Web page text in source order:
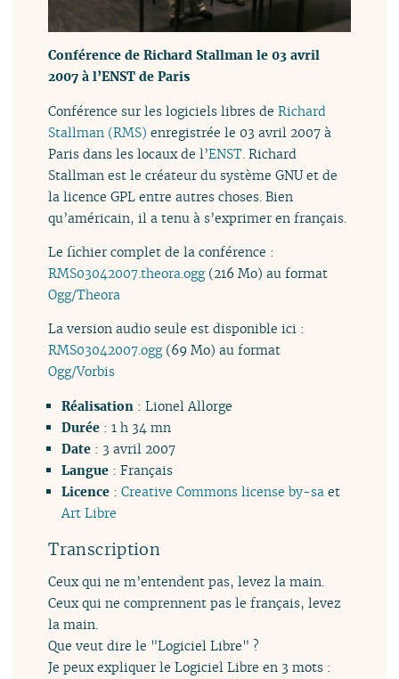
Conférence de Richard Stallman le 03 avril
2007 à l’ENST de Paris
Conférence sur les logiciels libres deRichard
Stallman (RMS) enregistrée le 03 avril 2007 à
Paris dans les locaux de l’ENST . Richard
Stallman est le créateur du système GNU et de
la licence GPL entre autres choses. Bien
qu’américain, il a tenu à s’exprimer en français.
Le fichier complet de la conférence :
RMS03042007.theora.ogg(216 Mo) au format
Ogg/Theora
La version audio seule est disponible ici :
RMS03042007.ogg(69 Mo) au format
Ogg/Vorbis
Réalisation : Lionel Allorge
Durée: 1 h 34 mn
Date: 3 avril 2007
Langue: Français
Licence: Creative Commons license by-sa et
Art Libre
Transcription
Ceux qui ne m’entendent pas, levez la main.
Ceux qui ne comprennent pas le français, levez
la main.
Que veut dire le "Logiciel Libre" ?
Je peux expliquer le Logiciel Libre en 3 mots :